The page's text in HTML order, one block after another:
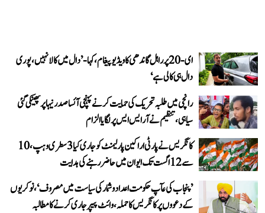
ای-20 پر راہل گاندھی کا ویڈیو پیغام، کہا- ’دال میں کالا نہیں، پوری
دال ہی کالی ہے‘
رانچی میں طلبہ تحریک کی حمایت کرنے پہنچی آئسا صدر نیہا پر پھینکی گئی
سیاہی، تنظیم نے آر ایس ایس پر لگایا الزام
کانگریس نے پارٹی اراکین پارلیمنٹ کو جاری کیا 3 سطری وہپ، 10
سے 12 اگست تک ایوان میں حاضر رہنے کی ہدایت
’پنجاب کی عآپ حکومت اعداد و شمار کی سیاست میں مصروف‘، نوکریوں
کے دعووں پر کانگریس کا حملہ، وائٹ پیپر جاری کرنے کا مطالبہ